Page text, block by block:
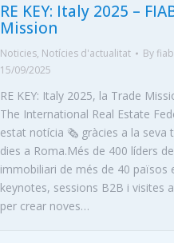
RE KEY: Italy 2025 –
Mission
Noticies, Notícies d'actualitat By
15/09/2025
RE KEY: Italy 2025, la Trade
The International Real Estate
estat notícia 🗞️ gràcies a la seva
dies a Roma.Més de 400 líders
immobiliari de més de 40 països
keynotes, sessions B2B i visites
per crear noves…